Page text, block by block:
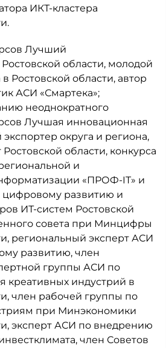
ИКТ-кластера
Лучший
области, молодой
Ростовской области, автор
АСИ «Смартека»;
неоднократного
Лучшая инновационная
округа и региона,
области, конкурса
и
«ПРОФ-IT» и
цифровому развитию и
ИТ-систем Ростовской
совета при Минцифры
региональный эксперт АСИ
развитию, член
группы АСИ по
креативных индустрий в
член рабочей группы по
при Минэкономики
эксперт АСИ по внедрению
член Советов